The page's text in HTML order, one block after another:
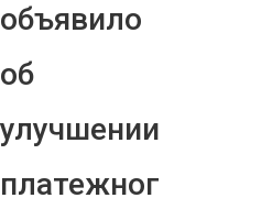
объявило
об
улучшении
платежног